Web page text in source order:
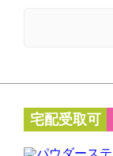
宅配受取可